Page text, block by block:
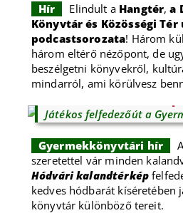
Hír Elindult a Hangtér,a
Könyvtár és Közösségi Tér
podcastsorozata! Három
három eltérő nézőpont, de
beszélgetni könyvekről,
mindarról, ami körülvesz
Játékos felfedezőút a
Gyermekkönyvtári hír
szeretettel vár minden
Hódvári kalandtérkép
kedves hódbarát kíséretében
könyvtár különböző tereit.